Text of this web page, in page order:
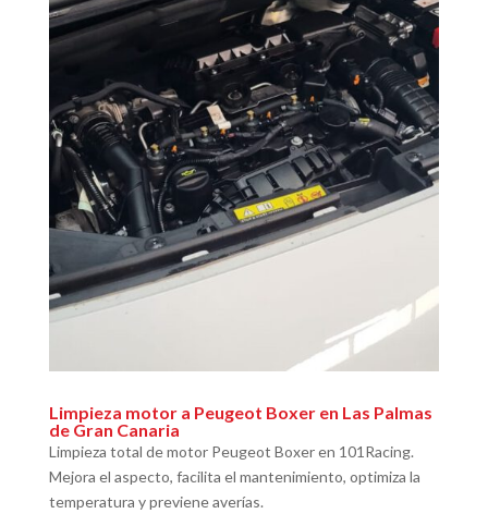
Limpieza motor a Peugeot Boxer en Las Palmas
de Gran Canaria
Limpieza total de motor Peugeot Boxer en 101Racing.
Mejora el aspecto, facilita el mantenimiento, optimiza la
temperatura y previene averías.